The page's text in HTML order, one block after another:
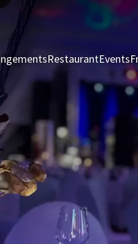
RestaurantEvents